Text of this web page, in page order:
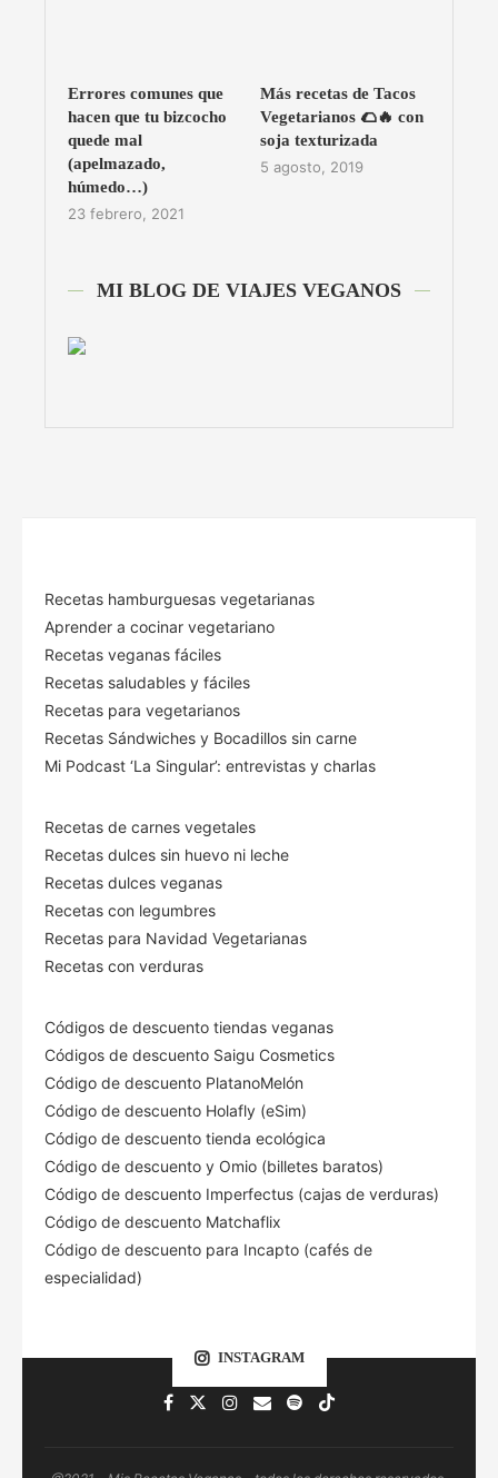
Errores comunes que
hacen que tu bizcocho
quede mal
(apelmazado,
húmedo…)
23 febrero, 2021
Más recetas de Tacos
Vegetarianos 🌮🔥 con
soja texturizada
5 agosto, 2019
MI BLOG DE VIAJES VEGANOS
Recetas hamburguesas vegetarianas
Aprender a cocinar vegetariano
Recetas veganas fáciles
Recetas saludables y fáciles
Recetas para vegetarianos
Recetas Sándwiches y Bocadillos sin carne
Mi Podcast ‘La Singular’: entrevistas y charlas
Recetas de carnes vegetales
Recetas dulces sin huevo ni leche
Recetas dulces veganas
Recetas con legumbres
Recetas para Navidad Vegetarianas
Recetas con verduras
Códigos de descuento tiendas veganas
Códigos de descuento Saigu Cosmetics
Código de descuento PlatanoMelón
Código de descuento Holafly (eSim)
Código de descuento tienda ecológica
Código de descuento y Omio (billetes baratos)
Código de descuento Imperfectus (cajas de verduras)
Código de descuento Matchaflix
Código de descuento para Incapto (cafés de
especialidad)
INSTAGRAM